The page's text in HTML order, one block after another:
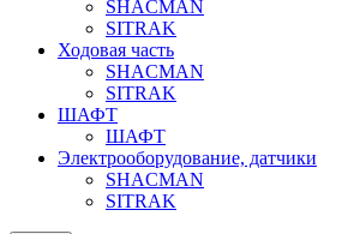
SHACMAN
SITRAK
Ходовая часть
SHACMAN
SITRAK
ШАФТ
ШАФТ
Электрооборудование, датчики
SHACMAN
SITRAK